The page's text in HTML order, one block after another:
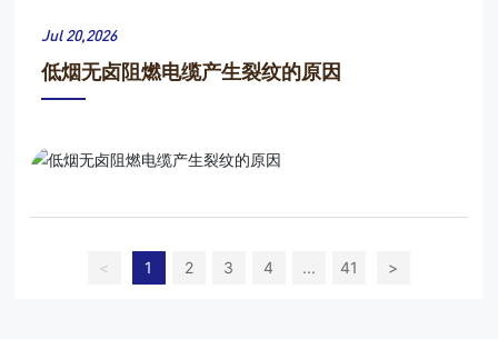
Jul 20,2026
低烟无卤阻燃电缆产生裂纹的原因
< 1 2 3 4 ... 41 >